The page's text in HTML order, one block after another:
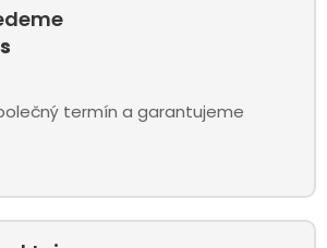
termín a garantujeme